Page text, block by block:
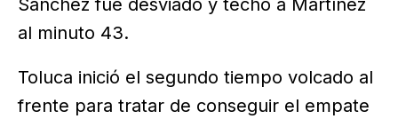
Sánchez fue desviado y techó a Martínez
al minuto 43.
Toluca inició el segundo tiempo volcado al
frente para tratar de conseguir el empate